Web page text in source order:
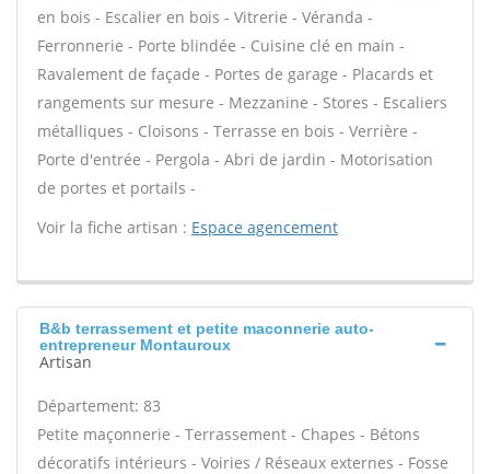
en bois - Escalier en bois - Vitrerie - Véranda -
Ferronnerie - Porte blindée - Cuisine clé en main -
Ravalement de façade - Portes de garage - Placards et
rangements sur mesure - Mezzanine - Stores - Escaliers
métalliques - Cloisons - Terrasse en bois - Verrière -
Porte d'entrée - Pergola - Abri de jardin - Motorisation
de portes et portails -
Voir la fiche artisan : Espace agencement
B&b terrassement et petite maconnerie auto-
entrepreneur Montauroux
Artisan
Département: 83
Petite maçonnerie - Terrassement - Chapes - Bétons
décoratifs intérieurs - Voiries / Réseaux externes - Fosse